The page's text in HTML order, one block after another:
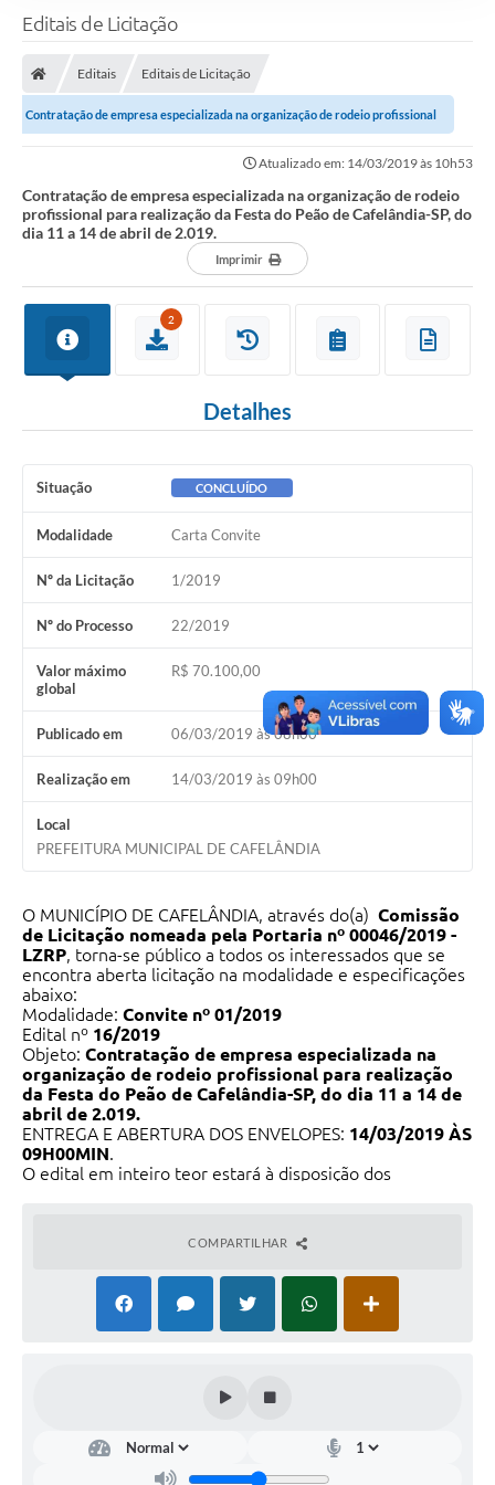
Editais de Licitação
Editais Editais de Licitação
Contratação de empresa especializada na organização de rodeio profissional
Atualizado em: 14/03/2019 às 10h53
Contratação de empresa especializada na organização de rodeio
profissional para realização da Festa do Peão de Cafelândia-SP, do
dia 11 a 14 de abril de 2.019.
Imprimir
2
Detalhes
Situação CONCLUÍDO
Modalidade Carta Convite
Nº da Licitação 1/2019
Nº do Processo 22/2019
Valor máximo
global
R$ 70.100,00
Publicado em 06/03/2019 às 08h00
Realização em 14/03/2019 às 09h00
Local
PREFEITURA MUNICIPAL DE CAFELÂNDIA
O MUNICÍPIO DE CAFELÂNDIA, através do(a) Comissão
de Licitação nomeada pela Portaria nº 00046/2019 -
LZRP, torna-se público a todos os interessados que se
encontra aberta licitação na modalidade e especificações
abaixo:
Modalidade: Convite nº 01/2019
Edital nº 16/2019
Objeto: Contratação de empresa especializada na
organização de rodeio profissional para realização
da Festa do Peão de Cafelândia-SP, do dia 11 a 14 de
abril de 2.019.
ENTREGA E ABERTURA DOS ENVELOPES: 14/03/2019 ÀS
09H00MIN.
O edital em inteiro teor estará à disposição dos
envelopes, na sede da Prefeitura Municipal, sito na
Avenida Jacob Zucchi, nº 200, Parte Alta, Cep.: 16500-
000, Município de Cafelândia-SP. Quaisquer informações
poderão ser obtidas no endereço acima ou pelo telefone
(14) 3556-8000. Cafelândia - SP,
06 de Março de 2019.
BRUNO CANDIDO LOPES -Presidente.
COMPARTILHAR